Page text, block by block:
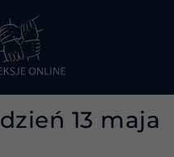
13 maja